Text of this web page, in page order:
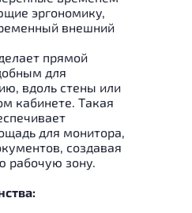
эргономику,
внешний
прямой
для
вдоль стены или
кабинете. Такая
для монитора,
создавая
рабочую зону.